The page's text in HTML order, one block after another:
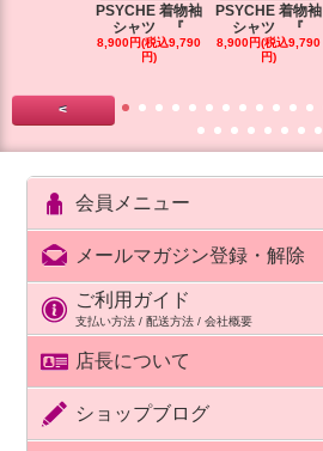
PSYCHE 着物袖
シャツ 『
8,900円(税込9,790
円)
PSYCHE 着物袖
シャツ 『
8,900円(税込9,790
円)
<
会員メニュー
メールマガジン登録・解除
ご利用ガイド
支払い方法 / 配送方法 / 会社概要
店長について
ショップブログ